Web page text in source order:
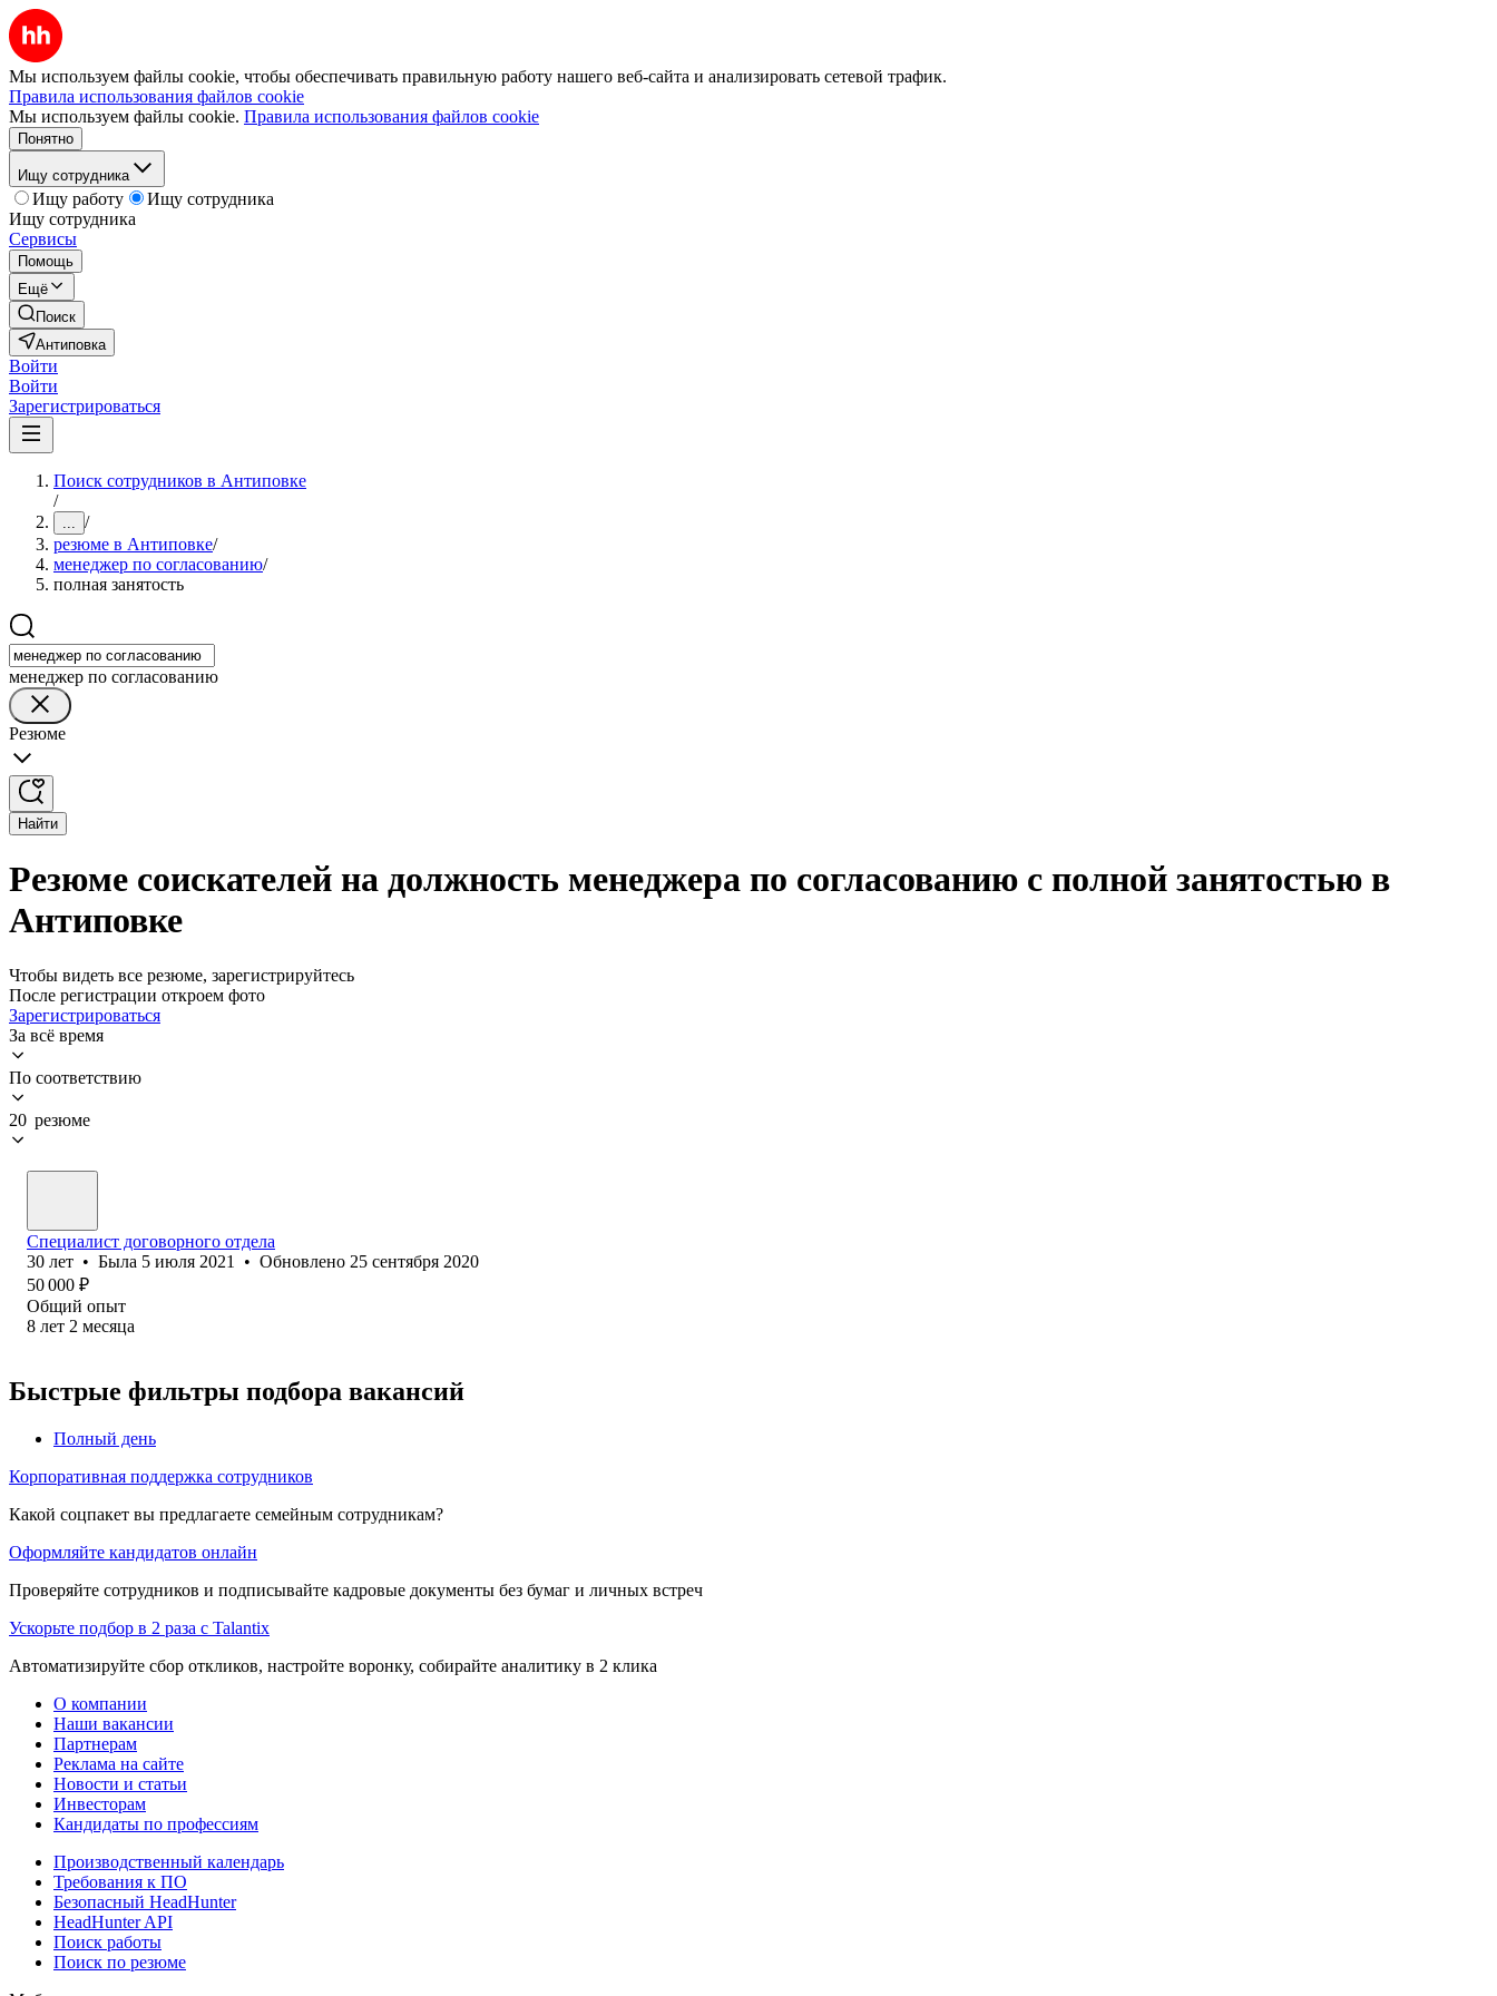
Мы используем файлы cookie, чтобы обеспечивать правильную работу нашего веб-сайта и анализировать сетевой трафик.
Правила использования файлов cookie
Мы используем файлы cookie. Правила использования файлов cookie
Понятно
Ищу сотрудника
Ищу работу
Ищу сотрудника
Ищу сотрудника
Сервисы
Помощь
Ещё
Поиск
Антиповка
Войти
Войти
Зарегистрироваться
Поиск сотрудников в Антиповке
/
... /
резюме в Антиповке/
менеджер по согласованию/
полная занятость
менеджер по согласованию
Резюме
Найти
Резюме соискателей на должность менеджера по согласованию с полной занятостью в
Антиповке
Чтобы видеть все резюме, зарегистрируйтесь
После регистрации откроем фото
Зарегистрироваться
За всё время
По соответствию
20 резюме
Специалист договорного отдела
30 лет • Была 5 июля 2021 • Обновлено 25 сентября 2020
50 000 ₽
Общий опыт
8 лет 2 месяца
Быстрые фильтры подбора вакансий
Полный день
Корпоративная поддержка сотрудников
Какой соцпакет вы предлагаете семейным сотрудникам?
Оформляйте кандидатов онлайн
Проверяйте сотрудников и подписывайте кадровые документы без бумаг и личных встреч
Ускорьте подбор в 2 раза с Talantix
Автоматизируйте сбор откликов, настройте воронку, собирайте аналитику в 2 клика
О компании
Наши вакансии
Партнерам
Реклама на сайте
Новости и статьи
Инвесторам
Кандидаты по профессиям
Производственный календарь
Требования к ПО
Безопасный HeadHunter
HeadHunter API
Поиск работы
Поиск по резюме